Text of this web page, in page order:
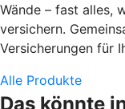
Wände – fast alles,
versichern.
Versicherungen für
Alle Produkte
Das könnte